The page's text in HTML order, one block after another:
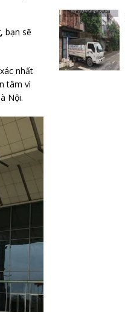
bạn sẽ
nhất
tâm vì
Nội.